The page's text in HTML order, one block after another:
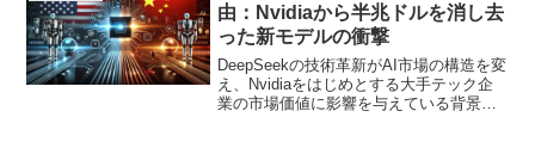
由：Nvidiaから半兆ドルを消し去
った新モデルの衝撃
DeepSeekの技術革新がAI市場の構造を変
え、Nvidiaをはじめとする大手テック企
業の市場価値に影響を与えている背景を